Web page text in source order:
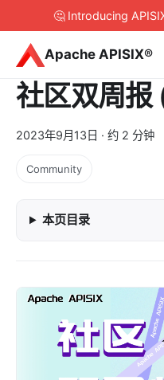
🤔 Introducing
Apache APISIX®
社区双周
2023年9月13日 · 约 2 分钟
Community
本页目录